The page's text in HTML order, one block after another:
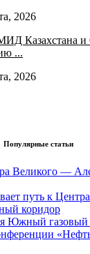
2026
Казахстана
...
2026
Популярные статьи
Великого —
путь к
коридор
Южный